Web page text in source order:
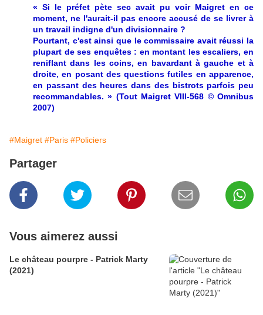
« Si le préfet pète sec avait pu voir Maigret en ce
moment, ne l'aurait-il pas encore accusé de se livrer à
un travail indigne d'un divisionnaire ?
Pourtant, c'est ainsi que le commissaire avait réussi la
plupart de ses enquêtes : en montant les escaliers, en
reniflant dans les coins, en bavardant à gauche et à
droite, en posant des questions futiles en apparence,
en passant des heures dans des bistrots parfois peu
recommandables. » (Tout Maigret VIII-568 © Omnibus
2007)
#Maigret #Paris #Policiers
Partager
Vous aimerez aussi
Le château pourpre - Patrick Marty
(2021)